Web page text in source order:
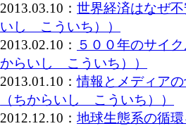
2013.03.10： 世界経済はなぜ
いし こういち））
2013.02.10： ５００年のサイ
からいし こういち））
2013.01.10：情報とメディア
（ちからいし こういち））
2012.12.10： 地球生態系の循